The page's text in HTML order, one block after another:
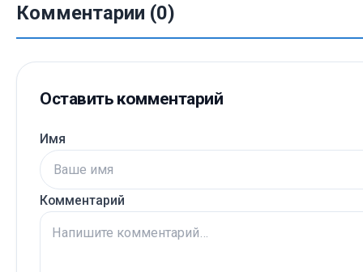
Комментарии (0)
Оставить комментарий
Имя
Комментарий